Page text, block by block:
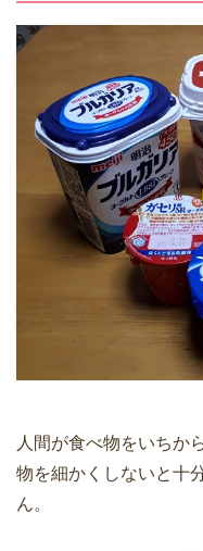
人間が食べ物をいちか
物を細かくしないと十
ん。